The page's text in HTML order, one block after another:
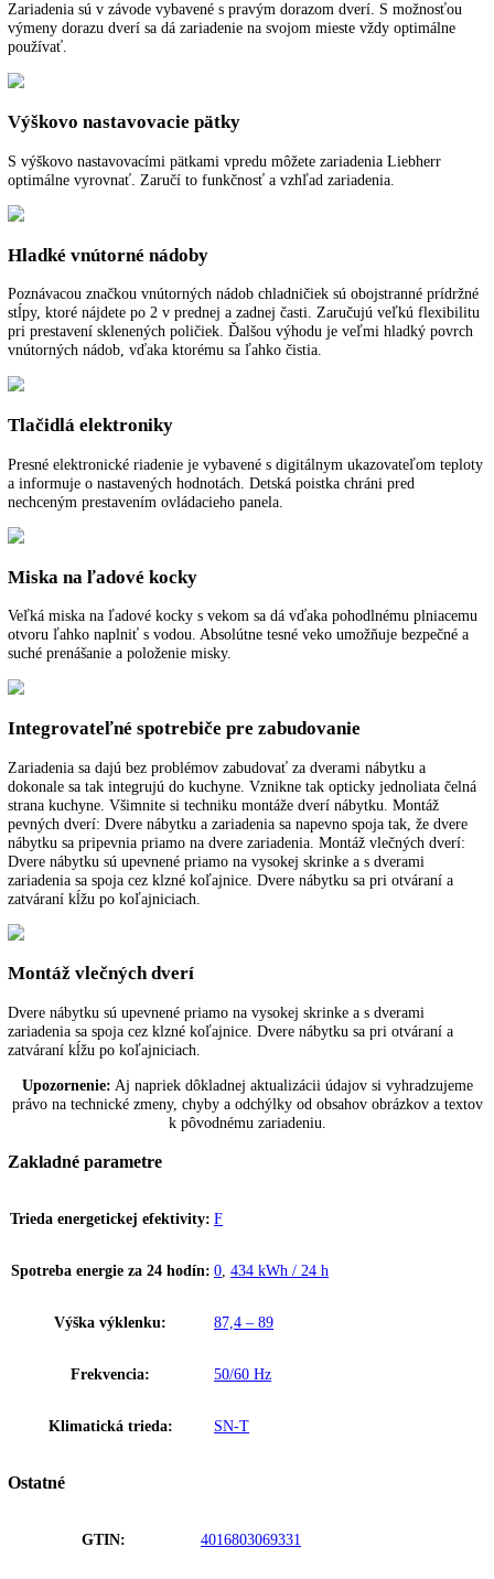
Teplotný poplach okamžite informuje opticky a zvukovo o
teplotných odchýlkach, napr. pri otvorení dverí alebo po výpadku
Automatika SuperFrost
Automatika SuperFrost robí zo zmrazovania jednoduché a úsporné
potešenie. Prevezme rýchly pokles teploty na -32 °C a tak zabezpečí
Pri FrostSafe sa vysoké a vyberateľné zásuvky uzatvoria po obvode.
otvorení zariadenia tak z nich neunikne tak rýchlo chlad. Priesvitné
Zariadenia sú v závode vybavené s pravým dorazom dverí. S
výmeny dorazu dverí sa dá zariadenie na svojom mieste vždy
používať.
Výškovo nastavovacie pätky
S výškovo nastavovacími pätkami vpredu môžete zariadenia Liebherr
optimálne vyrovnať. Zaručí to funkčnosť a vzhľad zariadenia.
Hladké vnútorné nádoby
Poznávacou značkou vnútorných nádob chladničiek sú obojstranné
stĺpy, ktoré nájdete po 2 v prednej a zadnej časti. Zaručujú veľkú
pri prestavení sklenených poličiek. Ďalšou výhodu je veľmi hladký
vnútorných nádob, vďaka ktorému sa ľahko čistia.
a informuje o nastavených hodnotách. Detská poistka chráni pred
nechceným prestavením ovládacieho panela.
Miska na ľadové kocky
Veľká miska na ľadové kocky s vekom sa dá vďaka pohodlnému
suché prenášanie a položenie misky.
Zariadenia sa dajú bez problémov zabudovať za dverami nábytku a
strana kuchyne. Všimnite si techniku montáže dverí nábytku. Montáž
nábytku sa pripevnia priamo na dvere zariadenia. Montáž vlečných
Dvere nábytku sú upevnené priamo na vysokej skrinke a s dverami
zatváraní kĺžu po koľajniciach.